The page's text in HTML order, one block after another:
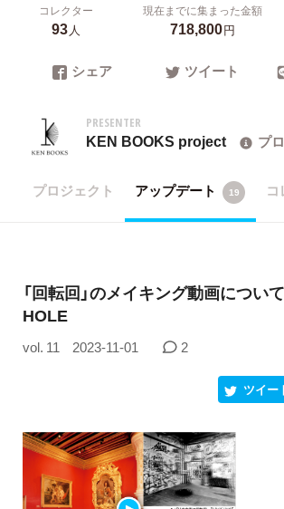
コレクター
93人
現在までに集まった金額
718,800円
シェア ツイート
PRESENTER
KEN BOOKS project プ
プロジェクト アップデート 19
「回転回」のメイキング動画につ
HOLE
vol. 11 2023-11-01 2
ツイー